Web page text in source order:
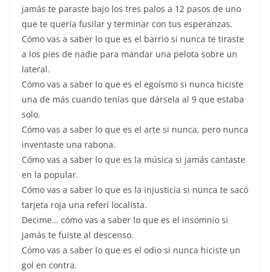
jamás te paraste bajo los tres palos a 12 pasos de uno
que te quería fusilar y terminar con tus esperanzas.
Cómo vas a saber lo que es el barrio si nunca te tiraste
a los pies de nadie para mandar una pelota sobre un
lateral.
Cómo vas a saber lo que es el egoísmo si nunca hiciste
una de más cuando tenías que dársela al 9 que estaba
solo.
Cómo vas a saber lo que es el arte si nunca, pero nunca
inventaste una rabona.
Cómo vas a saber lo que es la música si jamás cantaste
en la popular.
Cómo vas a saber lo que es la injusticia si nunca te sacó
tarjeta roja una referí localista.
Decime… cómo vas a saber lo que es el insomnio si
jamás te fuiste al descenso.
Cómo vas a saber lo que es el odio si nunca hiciste un
gol en contra.